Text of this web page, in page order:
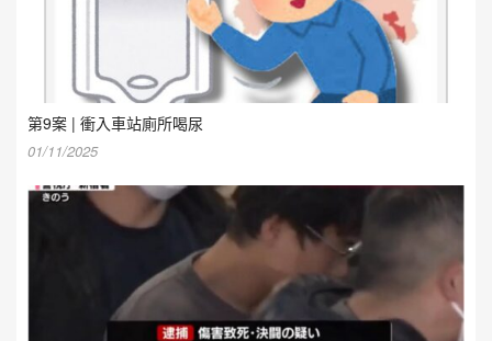
第9案 | 衝入車站廁所喝尿
01/11/2025